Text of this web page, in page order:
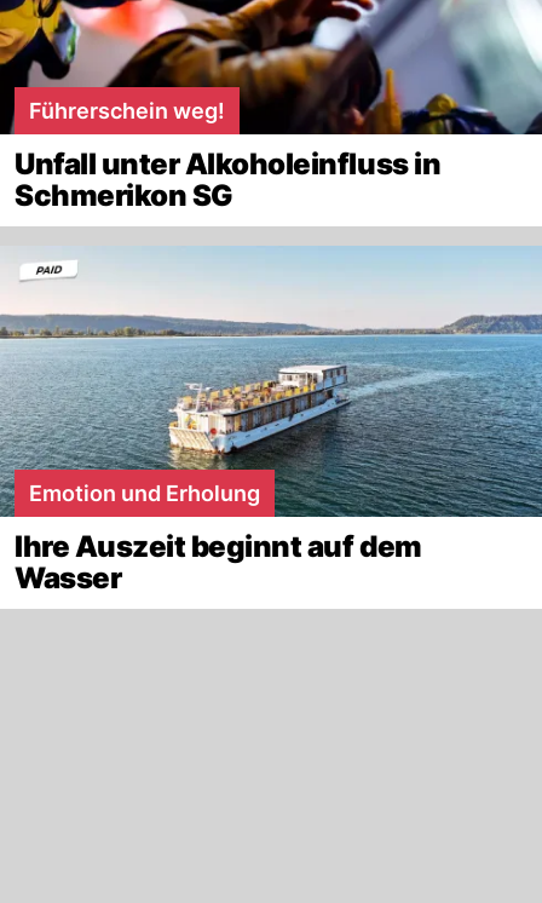
Führerschein weg!
Unfall unter Alkoholeinfluss in
Schmerikon SG
Emotion und Erholung
Ihre Auszeit beginnt auf dem
Wasser